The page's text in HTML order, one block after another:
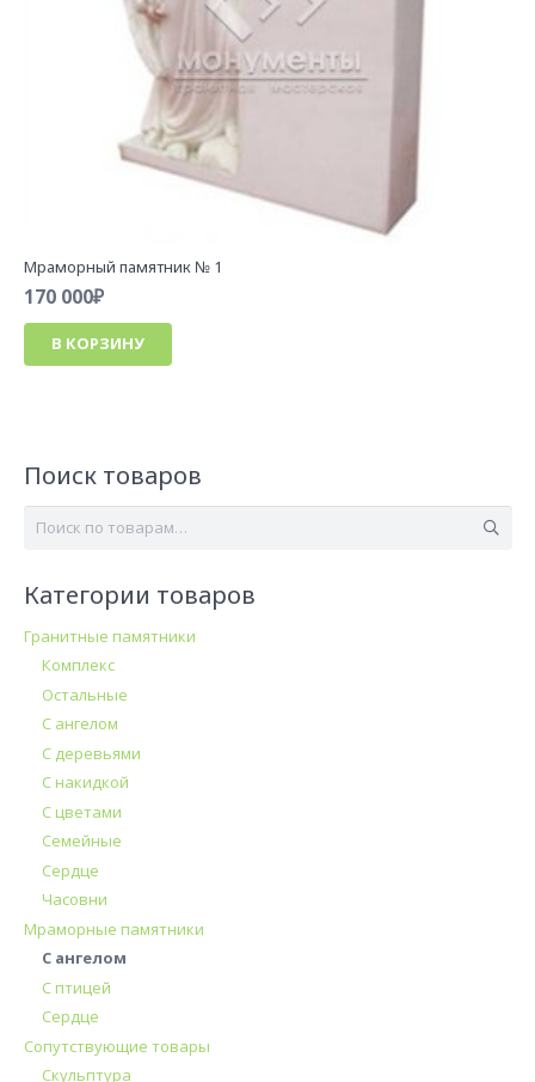
Мраморный памятник № 1
170 000₽
В КОРЗИНУ
Поиск товаров
Искать:
Категории товаров
Гранитные памятники
Комплекс
Остальные
С ангелом
С деревьями
С накидкой
С цветами
Семейные
Сердце
Часовни
Мраморные памятники
С ангелом
С птицей
Сердце
Сопутствующие товары
Скульптура